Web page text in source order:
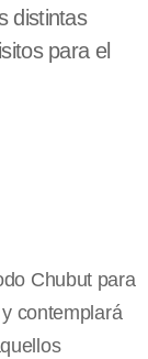
distintas
para el
Chubut para
contemplará